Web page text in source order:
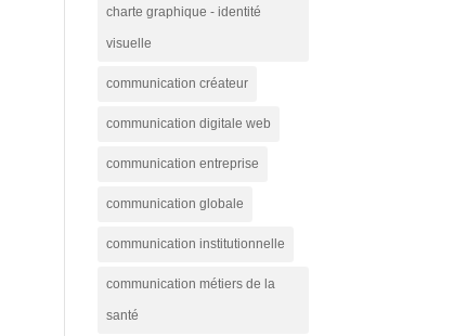
charte graphique - identité
visuelle
communication créateur
communication digitale web
communication entreprise
communication globale
communication institutionnelle
communication métiers de la
santé